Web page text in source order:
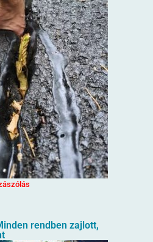
rendben zajlott,